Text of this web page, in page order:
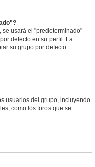
se usará el "predeterminado"
defecto en su perfil. La
su grupo por defecto
usuarios del grupo, incluyendo
como los foros que se